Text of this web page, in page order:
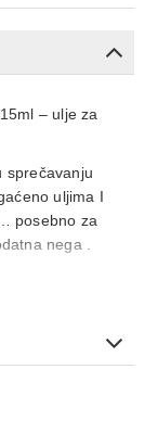
15ml – ulje za
sprečavanju
uljima I
posebno za
nega .